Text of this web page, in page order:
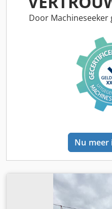
snelsluitkoppeling CW20 *
grijperbak * Duitse
Airconditioning *
Goede staat! * Onderstel:
video op aanvraag (via
netto + 19% BTW. ---- Voor
Erik Kortum: WhatsApp
voorbehoud en er kunnen
ontleend. Fouten en
Door
Nu